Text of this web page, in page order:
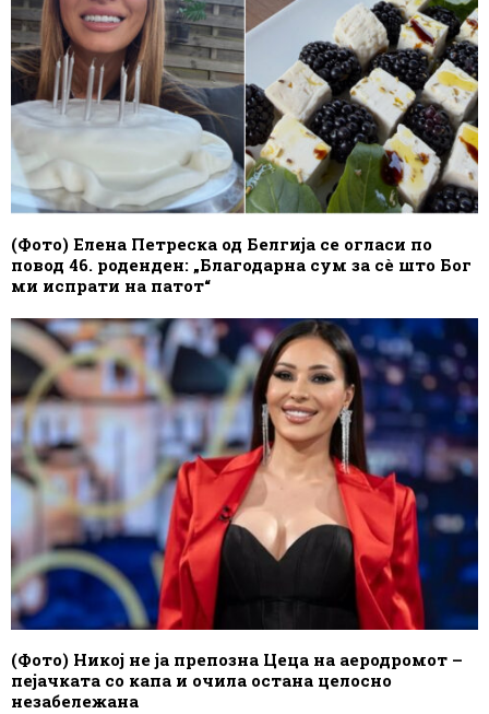
(Фото) Елена Петреска од Белгија се огласи по
повод 46. роденден: „Благодарна сум за сè што Бог
ми испрати на патот“
(Фото) Никој не ја препозна Цеца на аеродромот –
пејачката со капа и очила остана целосно
незабележана